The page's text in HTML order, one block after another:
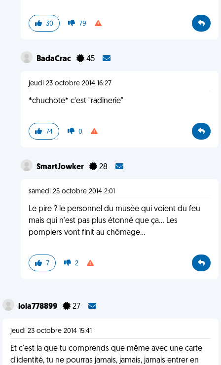
30 79
BadaCrac 45
jeudi 23 octobre 2014 16:27
*chuchote* c'est "radinerie"
74 0
SmartJowker 28
samedi 25 octobre 2014 2:01
Le pire ? le personnel du musée qui voient du feu
mais qui n'est pas plus étonné que ça... Les
pompiers vont finit au chômage...
7 2
lola778899 27
jeudi 23 octobre 2014 15:41
Et c'est la que tu comprends que même avec une carte
d'identité, tu ne pourras jamais, jamais, jamais entrer en